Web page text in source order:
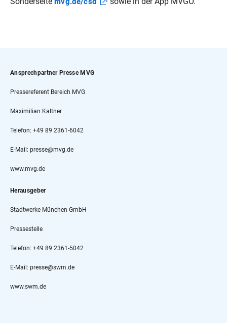
Ansprechpartner Presse MVG
Pressereferent Bereich MVG
Maximilian Kaltner
Telefon: +49 89 2361-6042
E-Mail: presse@mvg.de
www.mvg.de
Herausgeber
Stadtwerke München GmbH
Pressestelle
Telefon: +49 89 2361-5042
E-Mail: presse@swm.de
www.swm.de